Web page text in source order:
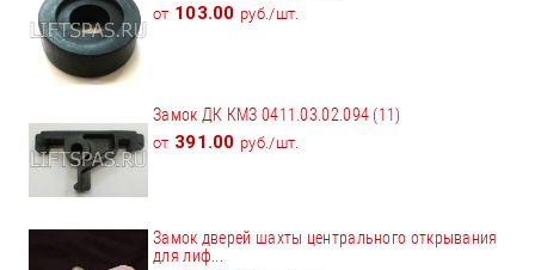
от 103.00 руб./шт.
Замок ДК КМЗ 0411.03.02.094 (11)
от 391.00 руб./шт.
Замок дверей шахты центрального открывания
для лиф...